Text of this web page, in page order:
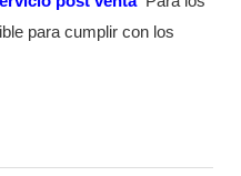
para cumplir con los